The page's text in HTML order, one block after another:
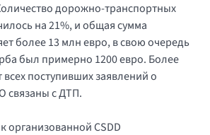
дорожно-транспортных
на 21%, и общая сумма
более 13 млн евро, в свою очередь
был примерно 1200 евро. Более
поступивших заявлений о
связаны с ДТП.
организованной CSDD